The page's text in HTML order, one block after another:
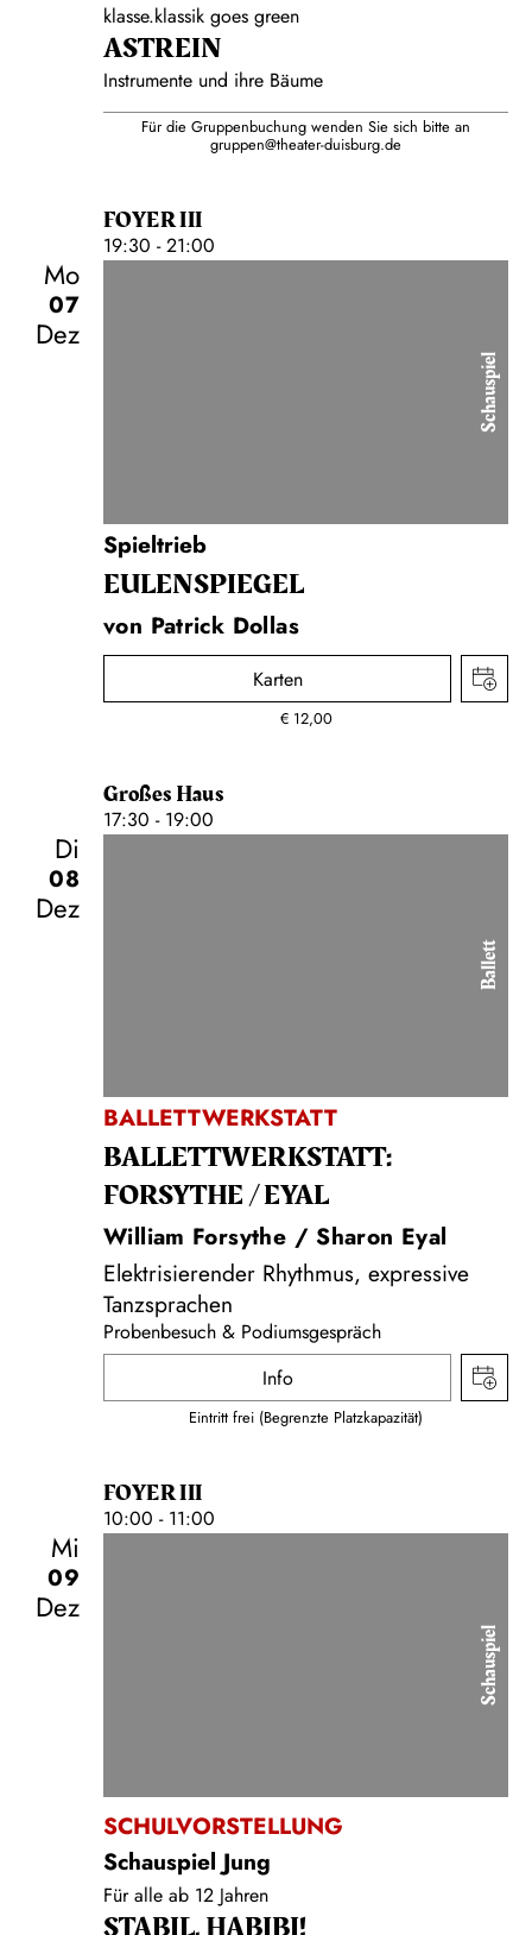
klasse.klassik goes green
ASTREIN
Instrumente und ihre Bäume
Für die Gruppenbuchung wenden Sie sich bitte an
gruppen@theater-duisburg.de
FOYER III
19:30 - 21:00
Mo
07
Dez
Schauspiel
Spieltrieb
EULENSPIEGEL
von Patrick Dollas
Karten
€ 12,00
Großes Haus
17:30 - 19:00
Di
08
Dez
Ballett
BALLETTWERKSTATT
BALLETT­WERKSTATT:
FORSYTHE / EYAL
William Forsythe / Sharon Eyal
Elektrisierender Rhythmus, expressive
Tanzsprachen
Probenbesuch & Podiumsgespräch
Info
Eintritt frei (Begrenzte Platzkapazität)
FOYER III
10:00 - 11:00
Mi
09
Dez
Schauspiel
SCHULVORSTELLUNG
Schauspiel Jung
Für alle ab 12 Jahren